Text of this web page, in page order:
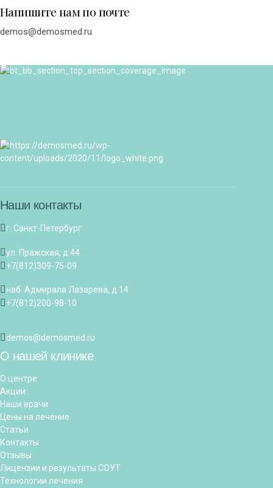
Напишите нам по почте
demos@demosmed.ru
Наши контакты
г. Санкт-Петербург
ул. Пражская, д.44
+7(812)309-75-09
наб. Адмирала Лазарева, д.14
+7(812)200-98-10
demos@demosmed.ru
О нашей клинике
О центре
Акции
Наши врачи
Цены на лечение
Статьи
Контакты
Отзывы
Лицензии и результаты СОУТ
Технологии лечения